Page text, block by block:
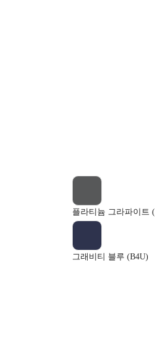
플라티늄 그라파이트
그래비티 블루 (B4U)